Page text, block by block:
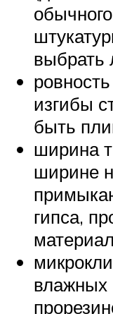
выбрать
изгибы
быть
ширина
ширине
гипса,